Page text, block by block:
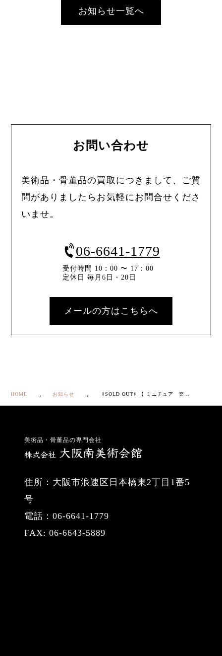
お知らせ一覧へ
お問い合わせ
美術品・骨董品の買取につきまして、ご質
問がありましたらお気軽にお問合せくださ
いませ。
06-6641-1779
受付時間 10：00 〜 17：00
定休日 毎月6日・20日
メールの方はこちらへ
HOME お知らせ
美術品・骨董品の専門会社
住所：大阪市浪速区日本橋東2丁目1番5
号
電話：06-6641-1779
FAX: 06-6643-5889